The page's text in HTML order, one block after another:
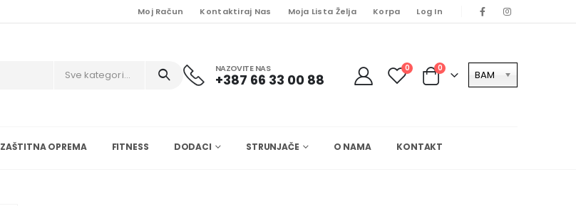
Moj Račun Kontaktiraj Nas Moja Lista Želja Korpa Log In
Sve kategorije NAZOVITE NAS
+387 66 33 00 88
0 0
BAM
ZAŠTITNA OPREMA FITNESS DODACI STRUNJAČE O NAMA KONTAKT